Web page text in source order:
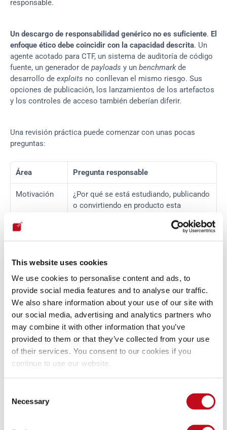
This website uses cookies
We use cookies to personalise content and ads, to
provide social media features and to analyse our traffic.
We also share information about your use of our site with
our social media, advertising and analytics partners who
may combine it with other information that you’ve
provided to them or that they’ve collected from your use
of their services. You consent to our cookies if you
continue to use our website.
Selection
Necessary
responsable.
Un descargo de responsabilidad genérico no es suficiente. El
enfoque ético debe coincidir con la capacidad descrita. Un
agente acotado para CTF, un sistema de auditoría de código
fuente, un generador de payloads y un benchmark de
desarrollo de exploits no conllevan el mismo riesgo. Sus
opciones de publicación, los lanzamientos de los artefactos
y los controles de acceso también deberían diferir.
Una revisión práctica puede comenzar con unas pocas
preguntas:
Área Pregunta responsable
Motivación
¿Por qué se está estudiando, publicando
o convirtiendo en producto esta
qué facilidad?
Alcance
¿Dónde se probó y bajo qué
autorización?
Salvaguardas ¿Qué límites, aprobaciones, sandboxes y
registros se utilizaron?
datos se están publicando y por qué?
Divulgación
¿Qué sucede si el trabajo descubre una